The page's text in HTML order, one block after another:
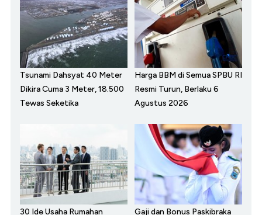
Tsunami Dahsyat 40 Meter
Dikira Cuma 3 Meter, 18.500
Tewas Seketika
Harga BBM di Semua SPBU RI
Resmi Turun, Berlaku 6
Agustus 2026
30 Ide Usaha Rumahan
Gaji dan Bonus Paskibraka